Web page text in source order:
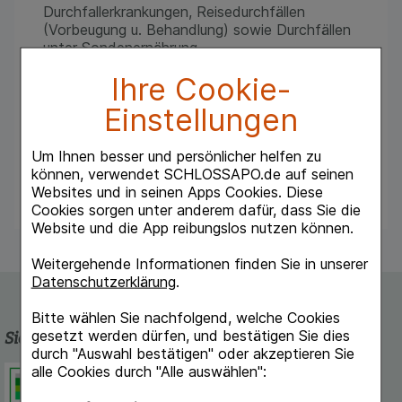
Ihre Cookie-
Einstellungen
Um Ihnen besser und persönlicher helfen zu
können, verwendet SCHLOSSAPO.de auf seinen
Websites und in seinen Apps Cookies. Diese
Cookies sorgen unter anderem dafür, dass Sie die
Website und die App reibungslos nutzen können.
Weitergehende Informationen finden Sie in unserer
Datenschutzerklärung.
Bitte wählen Sie nachfolgend, welche Cookies
gesetzt werden dürfen, und bestätigen Sie dies
durch "Auswahl bestätigen" oder akzeptieren Sie
alle Cookies durch "Alle auswählen":
Durchfallerkrankungen, Reisedurchfällen
(Vorbeugung u. Behandlung) sowie Durchfällen
unter Sondenernährung.
Für Kinder ab 2 Jahren und Erwachsene in der
Selbstmedikation.
Für Kinder unter 2 Jahren nur nach
Rücksprache mit dem Arzt.
Warnhinweis: Enthält Lactose.
Sicherheit und Qualität
Schlossapo.de ist registriert beim